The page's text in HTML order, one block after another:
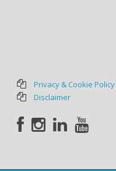
Privacy & Cookie Policy
Disclaimer